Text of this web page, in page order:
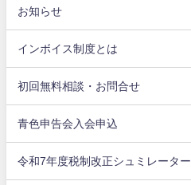
お知らせ
インボイス制度とは
初回無料相談・お問合せ
青色申告会入会申込
令和7年度税制改正シュミレーター